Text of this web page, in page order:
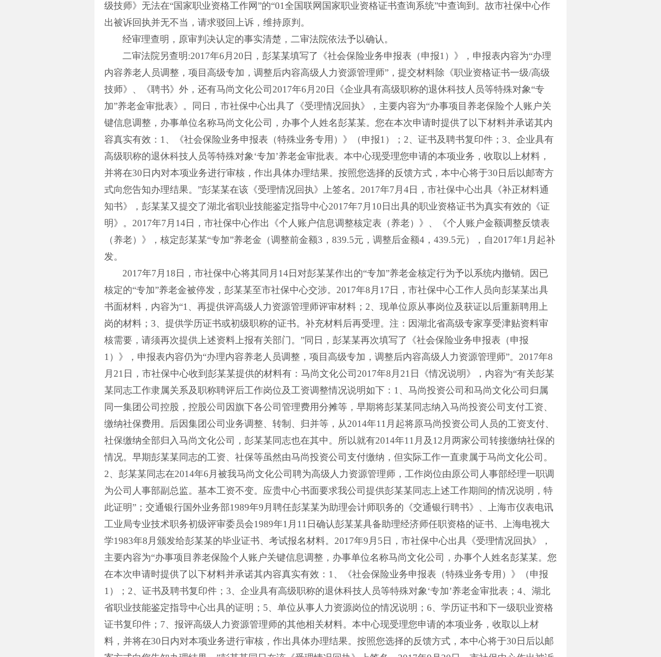
级技师》无法在“国家职业资格工作网”的“01全国联网国家职业资格证书查询系统”中查询到。故市社保中心作
出被诉回执并无不当，请求驳回上诉，维持原判。
经审理查明，原审判决认定的事实清楚，二审法院依法予以确认。
二审法院另查明:2017年6 月 20 日，彭某某填写了《社会保险业务申报表（申报1 ）》，申报表内容为“办理
内容养老人员调整，项目高级专加，调整后内容高级人力资源管理师”，提交材料除《职业资格证书一级/高级
技师》、《聘书》外，还有马尚文化公司 2017年6 月 20 日《企业具有高级职称的退休科技人员等特殊对象“专
加”养老金审批表》。同日，市社保中心出具了《受理情况回执》，主要内容为“办事项目养老保险个人账户关
键信息调整，办事单位名称马尚文化公司，办事个人姓名彭某某。您在本次申请时提供了以下材料并承诺其内
容真实有效： 1 、《社会保险业务申报表（特殊业务专用）》（申报1 ）； 2、证书及聘书复印件； 3、企业具有
高级职称的退休科技人员等特殊对象‘专加’养老金审批表。本中心现受理您申请的本项业务，收取以上材料，
并将在30 日内对本项业务进行审核，作出具体办理结果。按照您选择的反馈方式，本中心将于30 日后以邮寄方
式向您告知办理结果。”彭某某在该《受理情况回执》上签名。 2017年7 月 4日，市社保中心出具《补正材料通
知书》，彭某某又提交了湖北省职业技能鉴定指导中心2017年7 月 10 日出具的职业资格证书为真实有效的《证
明》。 2017年7 月 14日，市社保中心作出《个人账户信息调整核定表（养老）》、《个人账户金额调整反馈表
（养老）》，核定彭某某“专加”养老金（调整前金额3 ， 839.5元，调整后金额4 ， 439.5元），自2017年1 月起补
发。
2017年7 月 18 日，市社保中心将其同月 14日对彭某某作出的“专加”养老金核定行为予以系统内撤销。因已
核定的“专加”养老金被停发，彭某某至市社保中心交涉。 2017年8 月 17 日，市社保中心工作人员向彭某某出具
书面材料，内容为“1 、再提供评高级人力资源管理师评审材料； 2、现单位原从事岗位及获证以后重新聘用上
岗的材料； 3、提供学历证书或初级职称的证书。补充材料后再受理。注：因湖北省高级专家享受津贴资料审
核需要，请须再次提供上述资料上报有关部门。”同日，彭某某再次填写了《社会保险业务申报表（申报
1 ）》，申报表内容仍为“办理内容养老人员调整，项目高级专加，调整后内容高级人力资源管理师”。 2017年8
月 21 日，市社保中心收到彭某某提供的材料有：马尚文化公司 2017年8 月 21 日《情况说明》，内容为“有关彭某
某同志工作隶属关系及职称聘评后工作岗位及工资调整情况说明如下： 1 、马尚投资公司和马尚文化公司归属
同一集团公司控股，控股公司因旗下各公司管理费用分摊等，早期将彭某某同志纳入马尚投资公司支付工资、
缴纳社保费用。后因集团公司业务调整、转制、归并等，从2014年11 月起将原马尚投资公司人员的工资支付、
社保缴纳全部归入马尚文化公司，彭某某同志也在其中。所以就有2014年11 月及12 月两家公司转接缴纳社保的
情况。早期彭某某同志的工资、社保等虽然由马尚投资公司支付缴纳，但实际工作一直隶属于马尚文化公司。
2、彭某某同志在2014年6 月被我马尚文化公司聘为高级人力资源管理师，工作岗位由原公司人事部经理一职调
为公司人事部副总监。基本工资不变。应贵中心书面要求我公司提供彭某某同志上述工作期间的情况说明，特
此证明”；交通银行国外业务部1989年9 月聘任彭某某为助理会计师职务的《交通银行聘书》、上海市仪表电讯
工业局专业技术职务初级评审委员会1989年1 月 11 日确认彭某某具备助理经济师任职资格的证书、上海电视大
学1983年8 月颁发给彭某某的毕业证书、考试报名材料。 2017年9 月 5 日，市社保中心出具《受理情况回执》，
主要内容为“办事项目养老保险个人账户关键信息调整，办事单位名称马尚文化公司，办事个人姓名彭某某。您
在本次申请时提供了以下材料并承诺其内容真实有效： 1 、《社会保险业务申报表（特殊业务专用）》（申报
1 ）； 2、证书及聘书复印件； 3、企业具有高级职称的退休科技人员等特殊对象‘专加’养老金审批表； 4、湖北
省职业技能鉴定指导中心出具的证明； 5、单位从事人力资源岗位的情况说明； 6、学历证书和下一级职业资格
证书复印件； 7、报评高级人力资源管理师的其他相关材料。本中心现受理您申请的本项业务，收取以上材
料，并将在30 日内对本项业务进行审核，作出具体办理结果。按照您选择的反馈方式，本中心将于30 日后以邮